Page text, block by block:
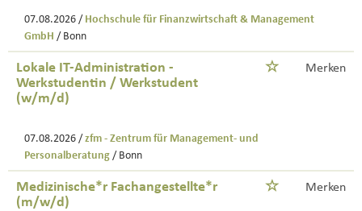
07.08.2026 / Hochschule für Finanzwirtschaft & Management
GmbH / Bonn
Lokale IT-Administration -
Werkstudentin / Werkstudent
(w/m/d)
Merken
07.08.2026 / zfm - Zentrum für Management- und
Personalberatung / Bonn
Medizinische*r Fachangestellte*r
(m/w/d)
Merken